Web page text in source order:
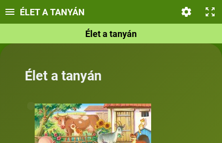
ÉLET A TANYÁN
Élet a tanyán
Élet a tanyán